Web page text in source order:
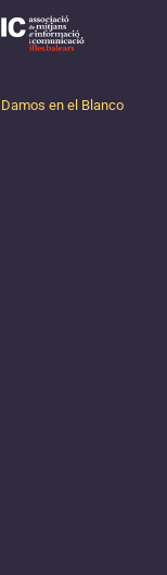
Damos en el Blanco